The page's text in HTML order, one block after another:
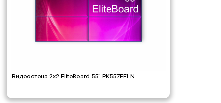
Видеостена 2x2 EliteBoard 55" PK557FFLN